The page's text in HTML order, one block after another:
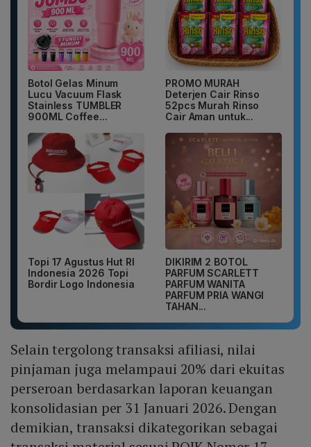
Botol Gelas Minum
Lucu Vacuum Flask
Stainless TUMBLER
900ML Coffee...
PROMO MURAH
Deterjen Cair Rinso
52pcs Murah Rinso
Cair Aman untuk...
Topi 17 Agustus Hut RI
Indonesia 2026 Topi
Bordir Logo Indonesia
DIKIRIM 2 BOTOL
PARFUM SCARLETT
PARFUM WANITA
PARFUM PRIA WANGI
TAHAN...
Selain tergolong transaksi afiliasi, nilai
pinjaman juga melampaui 20% dari ekuitas
perseroan berdasarkan laporan keuangan
konsolidasian per 31 Januari 2026. Dengan
demikian, transaksi dikategorikan sebagai